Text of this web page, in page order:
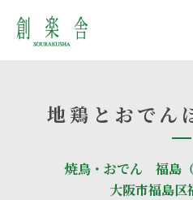
地鶏とおでん
焼鳥・おでん 福島
大阪市福島